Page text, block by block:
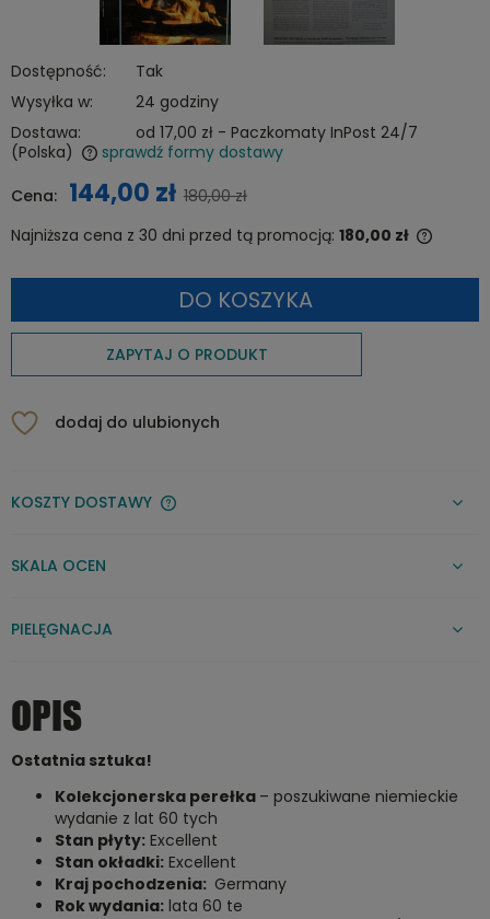
Dostępność:
Tak
Wysyłka w:
24 godziny
Dostawa:
od 17,00 zł - Paczkomaty InPost 24/7
(Polska)
sprawdź formy dostawy
Cena: 144,00 zł 180,00 zł
Najniższa cena z 30 dni przed tą promocją: 180,00 zł
niż 30
DO KOSZYKA
ZAPYTAJ O PRODUKT
dodaj do ulubionych
KOSZTY DOSTAWY
CENA NIE ZAWIERA EWENTUALNYCH KOSZTÓW PŁATNOŚCI
SKALA OCEN
PIELĘGNACJA
OPIS
Ostatnia sztuka!
Kolekcjonerska perełka – poszukiwane niemieckie
wydanie z lat 60 tych
Stan płyty: Excellent
Stan okładki: Excellent
Kraj pochodzenia: Germany
Rok wydania: lata 60 te